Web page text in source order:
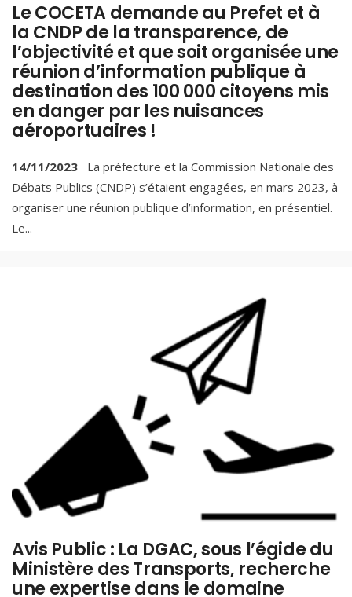
Le COCETA demande au Prefet et à
la CNDP de la transparence, de
l’objectivité et que soit organisée une
réunion d’information publique à
destination des 100 000 citoyens mis
en danger par les nuisances
aéroportuaires !
14/11/2023
La préfecture et la Commission Nationale des
Débats Publics (CNDP) s’étaient engagées, en mars 2023, à
organiser une réunion publique d’information, en présentiel.
Le...
Avis Public : La DGAC, sous l’égide du
Ministère des Transports, recherche
une expertise dans le domaine